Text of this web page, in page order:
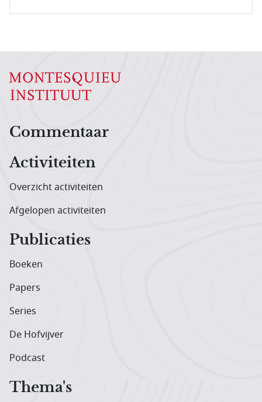
Hoofdnavigatiemenu
Commentaar
Activiteiten
Overzicht activiteiten
Afgelopen activiteiten
Publicaties
Boeken
Papers
Series
De Hofvijver
Podcast
Thema's